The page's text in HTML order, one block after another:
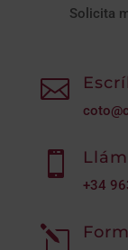
Solicita


+34
l